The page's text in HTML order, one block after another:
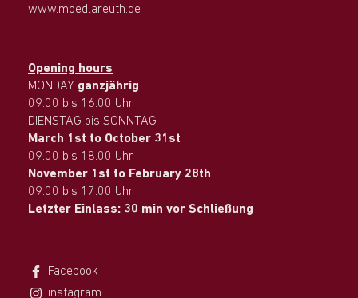
www.moedlareuth.de
Opening hours
MONDAY ganzjährig
09.00 bis 16.00 Uhr
DIENSTAG bis SONNTAG
March 1st to October 31st
09.00 bis 18.00 Uhr
November 1st to February 28th
09.00 bis 17.00 Uhr
Letzter Einlass: 30 min vor Schließung
Facebook
instagram